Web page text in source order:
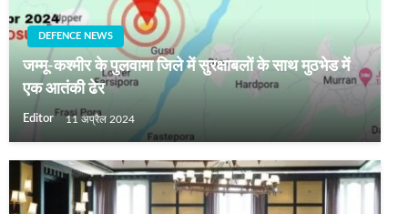
DEFENCE NEWS
जम्‍मू-कश्‍मीर के पुलवामा जिले में सुरक्षाबलों के साथ मुठभेड में
एक आतंकी ढेर
Editor 11 अप्रैल 2024